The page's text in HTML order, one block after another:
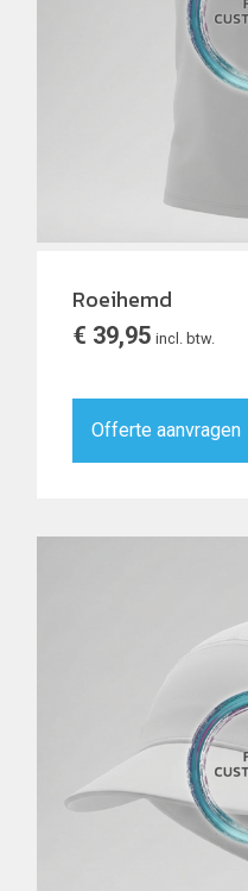
Roeihemd
€ 39,95 incl. btw.
Offerte aanvragen